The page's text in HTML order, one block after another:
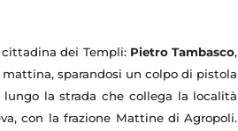
dei Templi: Pietro Tambasco,
sparandosi un colpo di pistola
la strada che collega la località
con la frazione Mattine di Agropoli.